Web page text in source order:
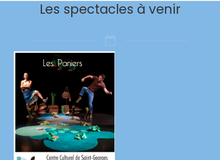
Les spectacles à venir